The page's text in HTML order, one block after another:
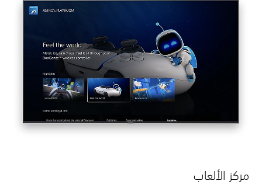
مركز الألعاب